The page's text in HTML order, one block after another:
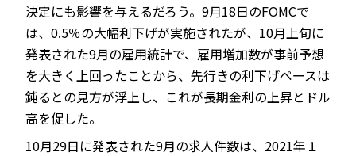
決定にも影響を与えるだろう。9月18日のFOMCで
は、0.5％の大幅利下げが実施されたが、10月上旬に
発表された9月の雇用統計で、雇用増加数が事前予想
を大きく上回ったことから、先行きの利下げペースは
鈍るとの見方が浮上し、これが長期金利の上昇とドル
高を促した。
10月29日に発表された9月の求人件数は、2021年１